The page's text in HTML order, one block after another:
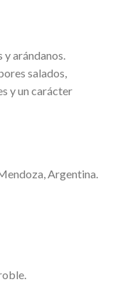
arándanos.
salados,
y un carácter
Argentina.